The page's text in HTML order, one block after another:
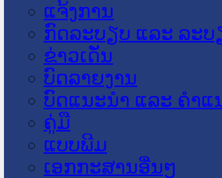
ແຈ້ງການ
ກົດລະບຽບ ແລະ ລະບ
ຂ່າວເດັ່ນ
ບົດລາຍງານ
ບົດແນະນໍາ ແລະ ຄໍາແ
ຄູ່ມື
ແບບພີມ
ເອກກະສານອື່ນໆ